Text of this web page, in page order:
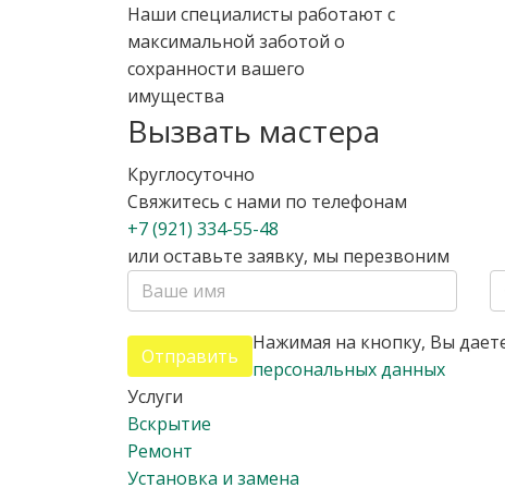
Наши специалисты работают с
максимальной заботой о
сохранности вашего
имущества
Вызвать мастера
Круглосуточно
Свяжитесь с нами по телефонам
+7 (921) 334-55-48
или оставьте заявку, мы перезвоним
Отправить
Нажимая на кнопку, Вы
персональных данных
Услуги
Вскрытие
Ремонт
Установка и замена